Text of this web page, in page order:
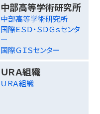
中部高等学術研究所
中部高等学術研究所
国際ＥＳＤ・ＳＤＧｓセンタ
ー
国際ＧＩＳセンター
ＵＲＡ組織
ＵＲＡ組織